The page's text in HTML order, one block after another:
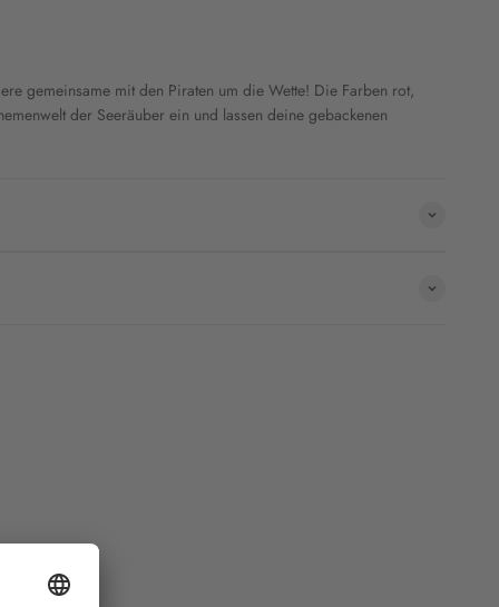
gemeinsame mit den Piraten um die Wette! Die Farben rot,
der Seeräuber ein und lassen deine gebackenen